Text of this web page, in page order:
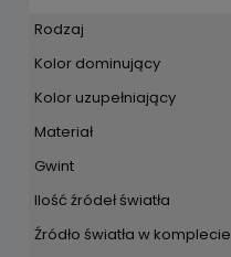
Rodzaj
Kolor dominujący
Kolor uzupełniający
Materiał
Gwint
Ilość źródeł światła
Źródło światła w komplecie